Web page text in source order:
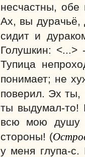
несчастны,
Ах, вы дурачьё,
сидит и
Голушкин: <...>
Тупица
понимает; не
поверил. Эх ты,
ты выдумал-то!
всю мою душу
стороны! (
у меня глупа-